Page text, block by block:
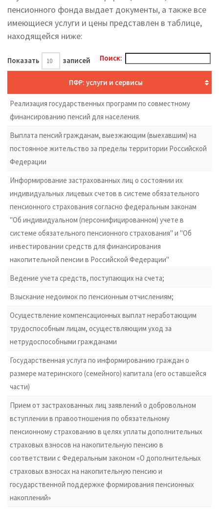
пенсионного фонда выдает документы, а также все
имеющиеся услуги и цены представлен в таблице,
находящейся ниже:
Показать записей Поиск:
ПФР: услуги и сервисы
Реализация государственных программ по совместному
финансированию пенсий для населения.
Выплата пенсий гражданам, выезжающим (выехавшим) на
постоянное жительство за пределы территории Российской
Федерации
Информирование застрахованных лиц о состоянии их
индивидуальных лицевых счетов в системе обязательного
пенсионного страхования согласно федеральным законам
"Об индивидуальном (персонифицированном) учете в
системе обязательного пенсионного страхования" и "Об
инвестировании средств для финансирования
накопительной пенсии в Российской Федерации"
Ведение учета средств, поступающих на счета;
Взыскание недоимок по пенсионным отчислениям;
Осуществление компенсационных выплат неработающим
трудоспособным лицам, осуществляющим уход за
нетрудоспособными гражданами
Государственная услуга по информированию граждан о
размере материнского (семейного) капитала (его оставшейся
части)
Прием от застрахованных лиц заявлений о добровольном
вступлении в правоотношения по обязательному
пенсионному страхованию в целях уплаты дополнительных
страховых взносов на накопительную пенсию в
соответствии с Федеральным законом «О дополнительных
страховых взносах на накопительную пенсию и
государственной поддержке формирования пенсионных
накоплений»